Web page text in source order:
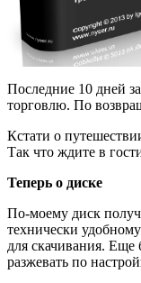
Последние 10 дней
торговлю. По
Кстати о
Так что ждите в
Теперь о диске
По-моему диск
технически
для скачивания. Еще
разжевать по